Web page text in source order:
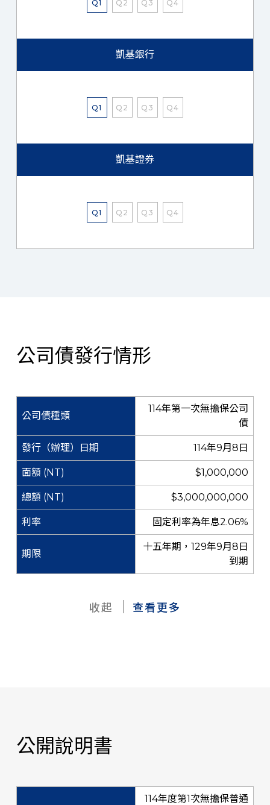
Q1 Q2 Q3 Q4
凱基銀行
Q1 Q2 Q3 Q4
凱基證券
Q1 Q2 Q3 Q4
公司債發行情形
114年第一次無擔保公司
債
114年9月8日
$1,000,000
$3,000,000,000
固定利率為年息2.06%
十五年期，129年9月8日
到期
收起 查看更多
公開說明書
114年度第1次無擔保普通